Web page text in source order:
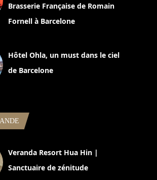
Brasserie Française de Romain
Fornell à Barcelone
Hôtel Ohla, un must dans le ciel
de Barcelone
Veranda Resort Hua Hin |
Sanctuaire de zénitude